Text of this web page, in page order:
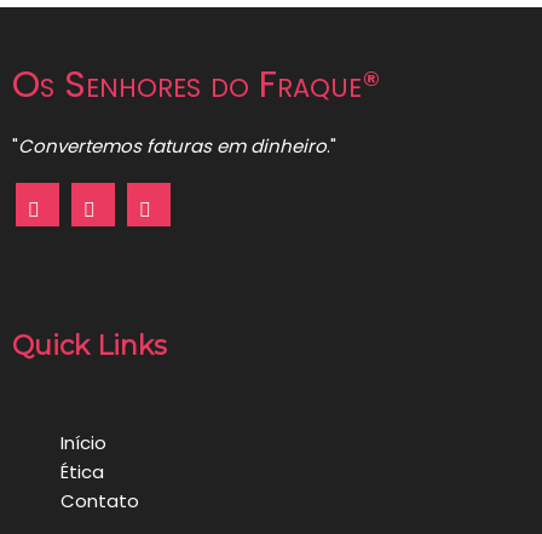
Os Senhores do Fraque®
"Convertemos faturas em dinheiro."
Quick Links
Início
Ética
Contato